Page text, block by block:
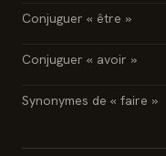
Conjuguer « être »
Conjuguer « avoir »
Synonymes de « faire »